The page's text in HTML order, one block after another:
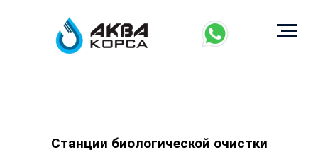
Станции биологической очистки